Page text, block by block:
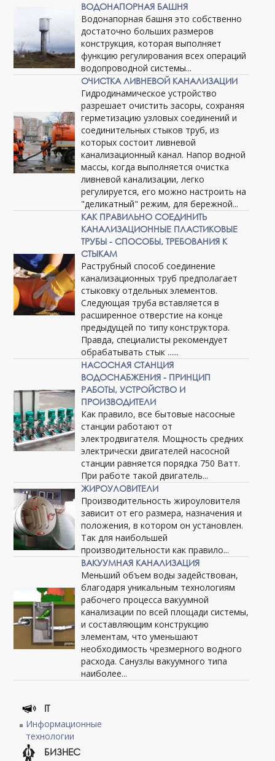
ВОДОНАПОРНАЯ БАШНЯ
Водонапорная башня это собственно
достаточно больших размеров
конструкция, которая выполняет
функцию регулирования всех операций
водопроводной системы...
ОЧИСТКА ЛИВНЕВОЙ КАНАЛИЗАЦИИ
Гидродинамическое устройство
разрешает очистить засоры, сохраняя
герметизацию узловых соединений и
соединительных стыков труб, из
которых состоит ливневой
канализационный канал. Напор водной
массы, когда выполняется очистка
ливневой канализации, легко
регулируется, его можно настроить на
"деликатный" режим, для бережной...
КАК ПРАВИЛЬНО СОЕДИНИТЬ
КАНАЛИЗАЦИОННЫЕ ПЛАСТИКОВЫЕ
ТРУБЫ - СПОСОБЫ, ТРЕБОВАНИЯ К
СТЫКАМ
Раструбный способ соединение
канализационных труб предполагает
стыковку отдельных элементов.
Следующая труба вставляется в
расширенное отверстие на конце
предыдущей по типу конструктора.
Правда, специалисты рекомендует
обрабатывать стык ......
НАСОСНАЯ СТАНЦИЯ
ВОДОСНАБЖЕНИЯ - ПРИНЦИП
РАБОТЫ, УСТРОЙСТВО И
ПРОИЗВОДИТЕЛИ
Как правило, все бытовые насосные
станции работают от
электродвигателя. Мощность средних
электрически двигателей насосной
станции равняется порядка 750 Ватт.
При работе такой двигатель...
ЖИРОУЛОВИТЕЛИ
Производительность жироуловителя
зависит от его размера, назначения и
положения, в котором он установлен.
Так для наибольшей
производительности как правило...
ВАКУУМНАЯ КАНАЛИЗАЦИЯ
Меньший объем воды задействован,
благодаря уникальным технологиям
рабочего процесса вакуумной
канализации по всей площади системы,
и составляющим конструкцию
элементам, что уменьшают
необходимость чрезмерного водного
расхода. Санузлы вакуумного типа
наиболее...
IT
Информационные
технологии
БИЗНЕС